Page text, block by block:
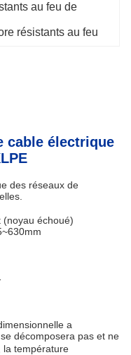
au feu de
résistants au feu
cable électrique
des réseaux de
échoué)
a
décomposera pas et ne
température